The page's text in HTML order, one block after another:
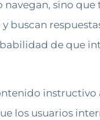
navegan, sino que
buscan
de que
instructivo
los usuarios